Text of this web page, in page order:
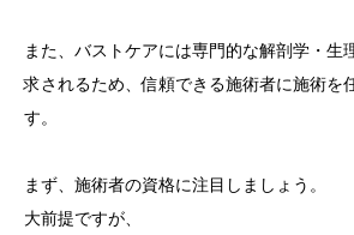
また、バストケアには専門的な解剖学・生
求されるため、信頼できる施術者に施術を
す。
まず、施術者の資格に注目しましょう。
大前提ですが、